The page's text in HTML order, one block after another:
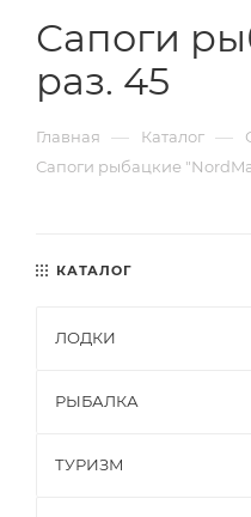
Сапоги
раз. 45
Главная — Каталог —
Сапоги рыбацкие
КАТАЛОГ
ЛОДКИ
РЫБАЛКА
ТУРИЗМ